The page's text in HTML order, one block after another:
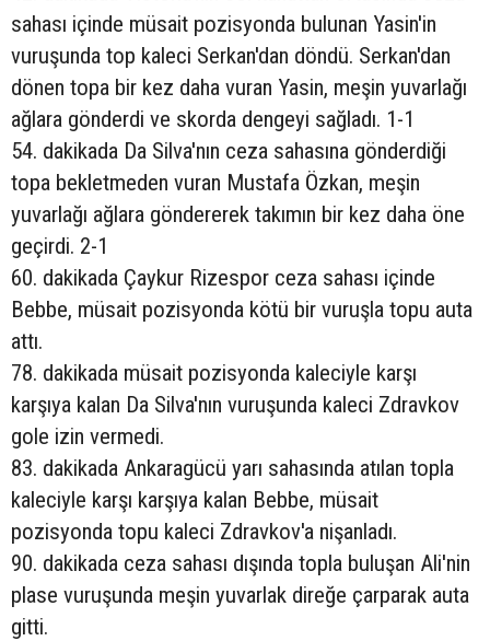
sahası içinde müsait pozisyonda bulunan Yasin'in
vuruşunda top kaleci Serkan'dan döndü. Serkan'dan
dönen topa bir kez daha vuran Yasin, meşin yuvarlağı
ağlara gönderdi ve skorda dengeyi sağladı. 1-1
54. dakikada Da Silva'nın ceza sahasına gönderdiği
topa bekletmeden vuran Mustafa Özkan, meşin
yuvarlağı ağlara göndererek takımın bir kez daha öne
geçirdi. 2-1
60. dakikada Çaykur Rizespor ceza sahası içinde
Bebbe, müsait pozisyonda kötü bir vuruşla topu auta
attı.
78. dakikada müsait pozisyonda kaleciyle karşı
karşıya kalan Da Silva'nın vuruşunda kaleci Zdravkov
gole izin vermedi.
83. dakikada Ankaragücü yarı sahasında atılan topla
kaleciyle karşı karşıya kalan Bebbe, müsait
pozisyonda topu kaleci Zdravkov'a nişanladı.
90. dakikada ceza sahası dışında topla buluşan Ali'nin
plase vuruşunda meşin yuvarlak direğe çarparak auta
gitti.